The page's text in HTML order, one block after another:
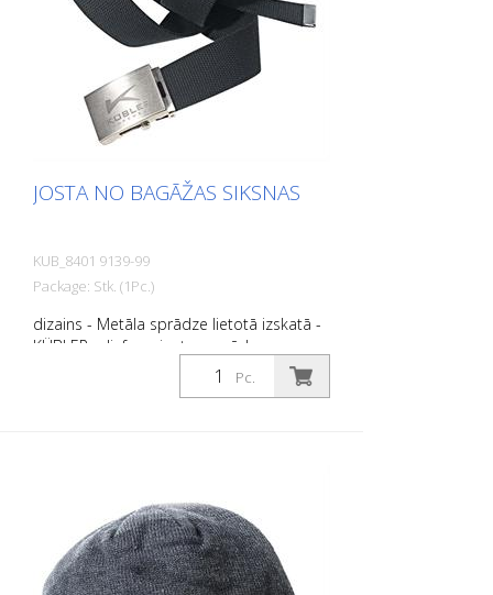
JOSTA NO BAGĀŽAS SIKSNAS
KUB_8401 9139-99
Package: Stk. (1Pc.)
dizains - Metāla sprādze lietotā izskatā -
KÜBLER reljefs uz jostas sprādzes un
siksnas Funkcija - Aizdare ar integrētu
pudeļu atvērēju - Somas siksna ar augstu
Pc.